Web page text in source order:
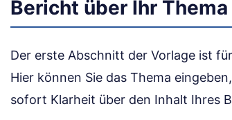
Bericht über Ihr Thema
Der erste Abschnitt der Vorlage ist
Hier können Sie das Thema
sofort Klarheit über den Inhalt Ihres